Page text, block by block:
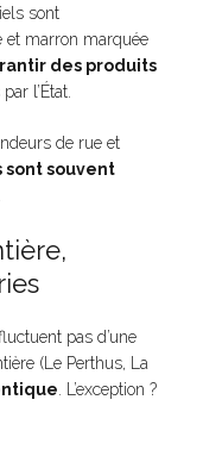
sont
et marron marquée
des produits
l’État.
de rue et
sont souvent
pas d’une
(Le Perthus, La
. L’exception ?